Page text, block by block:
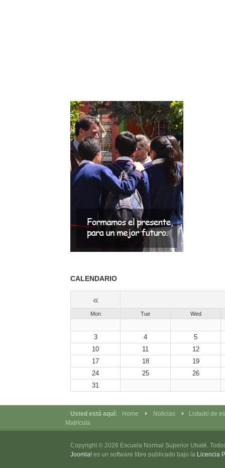
CALENDARIO
«
Mon Tue Wed
3 4
5
10
11
12
17
18
19
24
25
26
31
Usted está aquí: Home Noticias
Listado de
Matrícula
Copyright © 2026 Escuela Normal Superior Ubaté.
Joomla! es un software libre publicado bajo la Licencia